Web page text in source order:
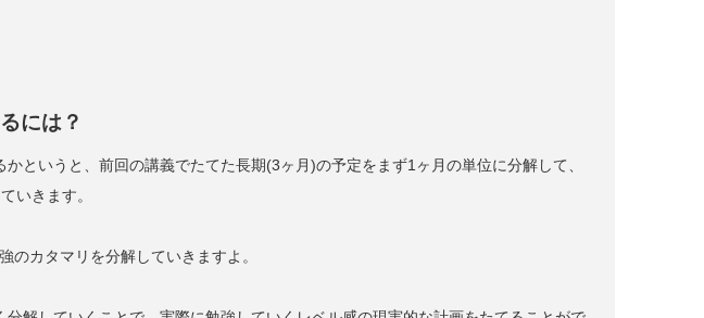
には？
というと、前回の講義でたてた長期(3ヶ月)の予定をまず1ヶ月の単位に分解して、
いきます。
のカタマリを分解していきますよ。